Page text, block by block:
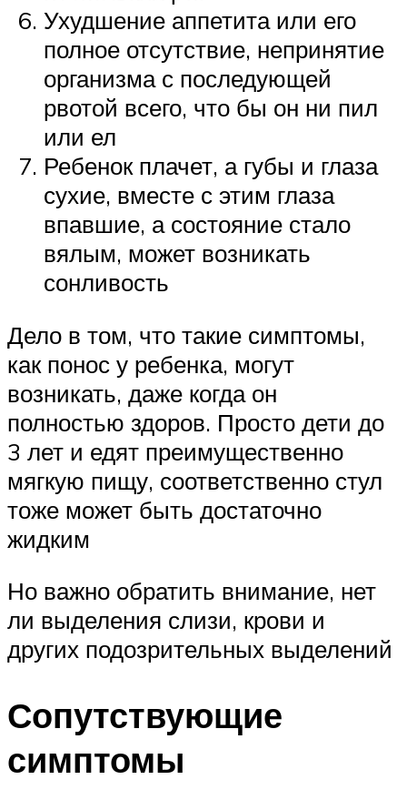
Ухудшение аппетита или его
полное отсутствие, непринятие
организма с последующей
рвотой всего, что бы он ни пил
или ел
Ребенок плачет, а губы и глаза
сухие, вместе с этим глаза
впавшие, а состояние стало
вялым, может возникать
сонливость
Дело в том, что такие симптомы,
как понос у ребенка, могут
возникать, даже когда он
полностью здоров. Просто дети до
3 лет и едят преимущественно
мягкую пищу, соответственно стул
тоже может быть достаточно
жидким
Но важно обратить внимание, нет
ли выделения слизи, крови и
других подозрительных выделений
Сопутствующие
симптомы